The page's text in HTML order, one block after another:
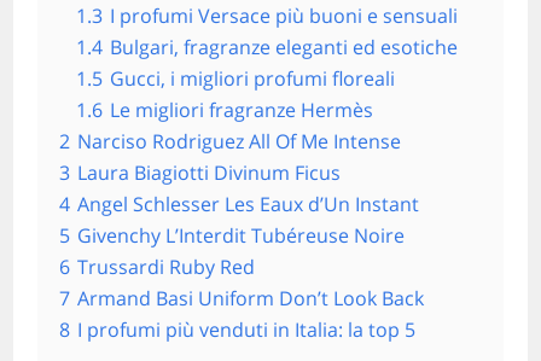
1.3 I profumi Versace più buoni e sensuali
1.4 Bulgari, fragranze eleganti ed esotiche
1.5 Gucci, i migliori profumi floreali
1.6 Le migliori fragranze Hermès
2 Narciso Rodriguez All Of Me Intense
3 Laura Biagiotti Divinum Ficus
4 Angel Schlesser Les Eaux d’Un Instant
5 Givenchy L’Interdit Tubéreuse Noire
6 Trussardi Ruby Red
7 Armand Basi Uniform Don’t Look Back
8 I profumi più venduti in Italia: la top 5